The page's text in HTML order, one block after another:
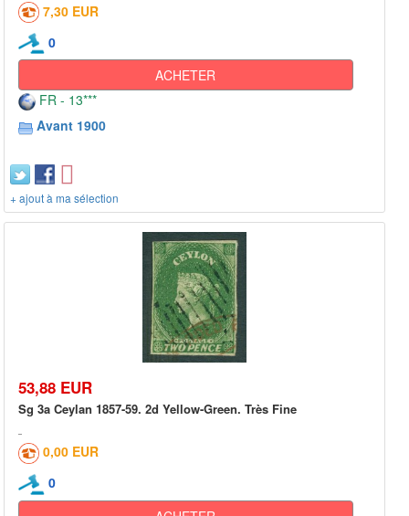
7,30 EUR
0
ACHETER
FR - 13***
Avant 1900
+ ajout à ma sélection
53,88 EUR
Sg 3a Ceylan 1857-59. 2d Yellow-Green. Très Fine
0,00 EUR
0